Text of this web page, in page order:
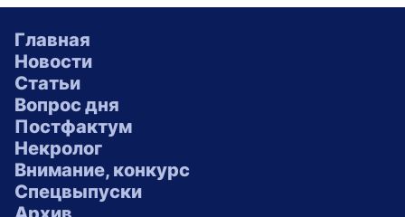
Главная
Новости
Статьи
Вопрос дня
Постфактум
Некролог
Внимание, конкурс
Спецвыпуски